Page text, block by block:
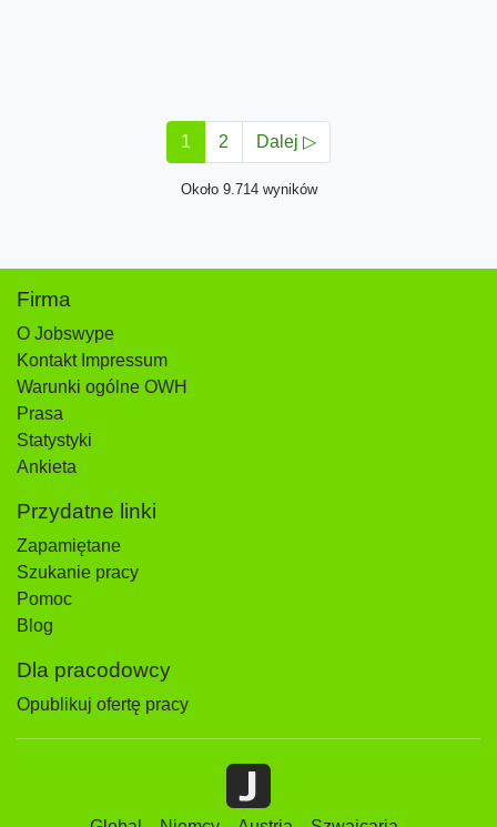
1 2 Dalej ▷
Około 9.714 wyników
Firma
O Jobswype
Kontakt Impressum
Warunki ogólne OWH
Prasa
Statystyki
Ankieta
Przydatne linki
Zapamiętane
Szukanie pracy
Pomoc
Blog
Dla pracodowcy
Opublikuj ofertę pracy